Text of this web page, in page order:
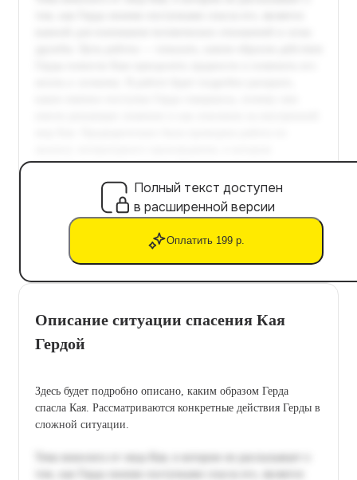
Полный текст доступен
в расширенной версии
Оплатить 199 р.
Описание ситуации спасения Кая
Гердой
Здесь будет подробно описано, каким образом Герда
спасла Кая. Рассматриваются конкретные действия Герды в
сложной ситуации.